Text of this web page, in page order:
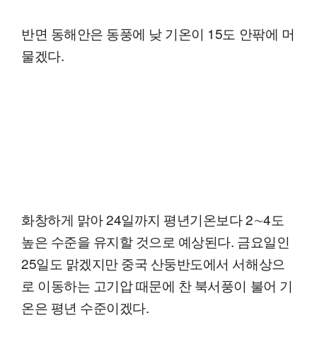
반면 동해안은 동풍에 낮 기온이 15도 안팎에 머
물겠다.
화창하게 맑아 24일까지 평년기온보다 2∼4도
높은 수준을 유지할 것으로 예상된다. 금요일인
25일도 맑겠지만 중국 산둥반도에서 서해상으
로 이동하는 고기압 때문에 찬 북서풍이 불어 기
온은 평년 수준이겠다.